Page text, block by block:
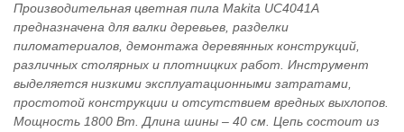
Производительная цветная пила Makita UC4041A
предназначена для валки деревьев, разделки
пиломатериалов, демонтажа деревянных конструкций,
различных столярных и плотницких работ. Инструмент
выделяется низкими эксплуатационными затратами,
простотой конструкции и отсутствием вредных выхлопов.
Мощность 1800 Вт. Длина шины – 40 см. Цепь состоит из